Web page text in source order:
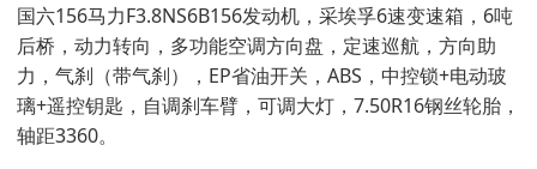
国六156马力F3.8NS6B156发动机，采埃孚6速变速箱，6吨
后桥，动力转向，多功能空调方向盘，定速巡航，方向助
力，气刹（带气刹），EP省油开关，ABS，中控锁+电动玻
璃+遥控钥匙，自调刹车臂，可调大灯，7.50R16钢丝轮胎，
轴距3360。